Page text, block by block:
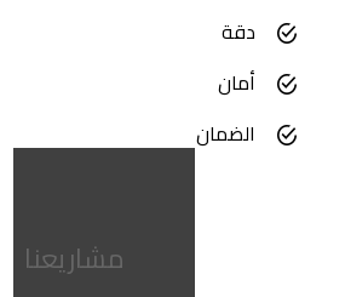
دقة
أمان
الضمان
مشاريعنا